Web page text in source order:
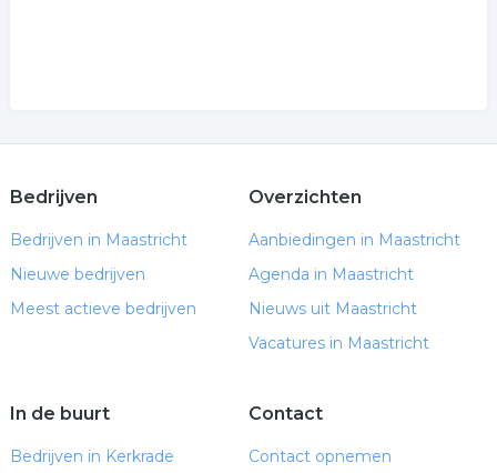
Bedrijven
Bedrijven in Maastricht
Nieuwe bedrijven
Meest actieve bedrijven
Overzichten
Aanbiedingen in Maastricht
Agenda in Maastricht
Nieuws uit Maastricht
Vacatures in Maastricht
In de buurt
Bedrijven in Kerkrade
Contact
Contact opnemen